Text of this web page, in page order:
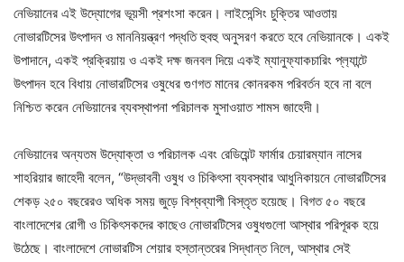
নেভিয়ানের এই উদ্যোগের ভূয়সী প্রশংসা করেন। লাইসেন্সিং চুক্তির আওতায়
নোভারটিসের উৎপাদন ও মাননিয়ন্ত্রণ পদ্ধতি হুবহু অনুসরণ করতে হবে নেভিয়ানকে। একই
উপাদানে, একই প্রক্রিয়ায় ও একই দক্ষ জনবল দিয়ে একই ম্যানুফ্যাকচারিং প্ল‍্যান্টে
উৎপাদন হবে বিধায় নোভারটিসের ওষুধের গুণগত মানের কোনরকম পরিবর্তন হবে না বলে
নিশ্চিত করেন নেভিয়ানের ব্যবস্থাপনা পরিচালক মুসাওয়াত শামস জাহেদী।
নেভিয়ানের অন্যতম উদ্যোক্তা ও পরিচালক এবং রেডিয়েন্ট ফার্মার চেয়ারম্যান নাসের
শাহরিয়ার জাহেদী বলেন, “উদ্ভাবনী ওষুধ ও চিকিৎসা ব্যবস্থার আধুনিকায়নে নোভারটিসের
শেকড় ২৫০ বছরেরও অধিক সময় জুড়ে বিশ্বব্যাপী বিস্তৃত হয়েছে। বিগত ৫০ বছরে
বাংলাদেশের রোগী ও চিকিৎসকদের কাছেও নোভারটিসের ওষুধগুলো আস্থার পরিপূরক হয়ে
উঠেছে। বাংলাদেশে নোভারটিস শেয়ার হস্তান্তরের সিদ্ধান্ত নিলে, আস্থার সেই